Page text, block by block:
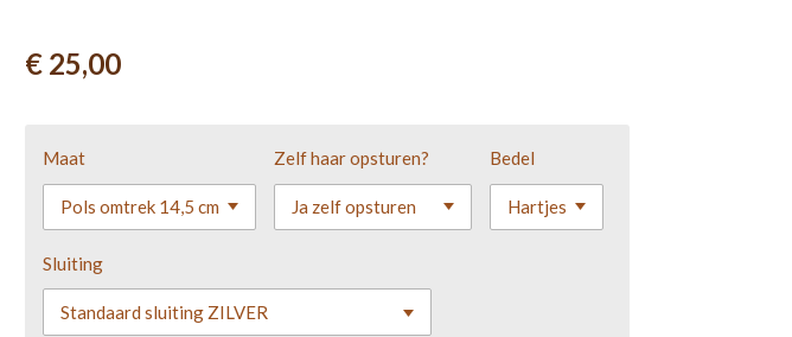
€ 25,00
Maat Zelf haar opsturen? Bedel
Sluiting